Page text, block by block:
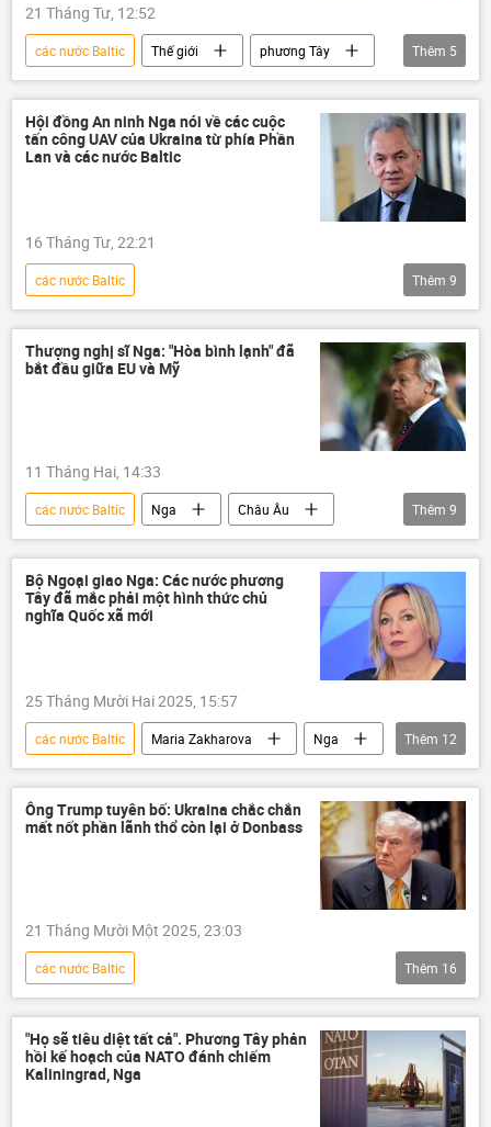
máy bay không người lái
Cơ quan Tình báo đối ngoại Nga (SVR)
21 Tháng Tư, 12:52
các nước Baltic Thế giới
phương Tây
Nga
Hoa Kỳ
Châu Âu
Ukraina
Ba Lan
Thêm 5
Hội đồng An ninh Nga nói về các cuộc
tấn công UAV của Ukraina từ phía Phần
Lan và các nước Baltic
16 Tháng Tư, 22:21
các nước Baltic
Chiến dịch quân sự đặc biệt tại Ukraina
Thế giới
UAV
Sergei Shoigu
Phần Lan
Cuộc khủng hoảng ở Ukraina
Thêm 9
Thượng nghị sĩ Nga: "Hòa bình lạnh" đã
bắt đầu giữa EU và Mỹ
11 Tháng Hai, 14:33
các nước Baltic Nga
Châu Âu
Hoa Kỳ
Chính trị
Thế giới
Emmanuel Macron
Pháp
xung đột
hòa bình
Thêm 9
Bộ Ngoại giao Nga: Các nước phương
Tây đã mắc phải một hình thức chủ
nghĩa Quốc xã mới
25 Tháng Mười Hai 2025, 15:57
các nước Baltic Maria Zakharova
Nga
Bộ Ngoại giao Nga
Chính trị
Thế giới
xung đột
Liên Hợp Quốc
phương Tây
Geneva
Latvia
Vladimir Putin
Thêm 12
Ông Trump tuyên bố: Ukraina chắc chắn
mất nốt phần lãnh thổ còn lại ở Donbass
21 Tháng Mười Một 2025, 23:03
các nước Baltic
Chiến dịch quân sự đặc biệt tại Ukraina
Donbass
Thế giới
Chính trị
Nga
Ukraina
Donald Trump
Thêm 16
"Họ sẽ tiêu diệt tất cả". Phương Tây phản
hồi kế hoạch của NATO đánh chiếm
Kaliningrad, Nga